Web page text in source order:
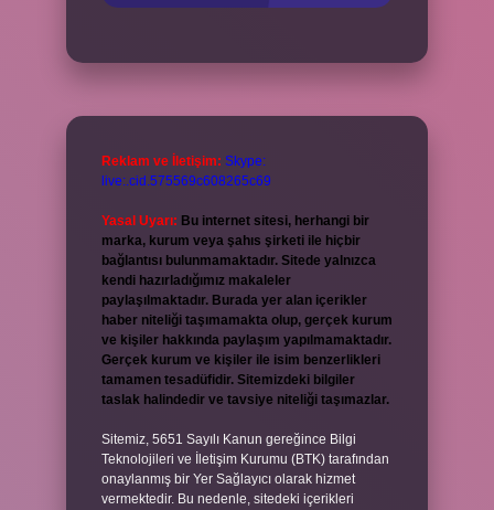
Reklam ve İletişim: Skype:
live:.cid.575569c608265c69
Yasal Uyarı: Bu internet sitesi, herhangi bir
marka, kurum veya şahıs şirketi ile hiçbir
bağlantısı bulunmamaktadır. Sitede yalnızca
kendi hazırladığımız makaleler
paylaşılmaktadır. Burada yer alan içerikler
haber niteliği taşımamakta olup, gerçek kurum
ve kişiler hakkında paylaşım yapılmamaktadır.
Gerçek kurum ve kişiler ile isim benzerlikleri
tamamen tesadüfidir. Sitemizdeki bilgiler
taslak halindedir ve tavsiye niteliği taşımazlar.
Sitemiz, 5651 Sayılı Kanun gereğince Bilgi
Teknolojileri ve İletişim Kurumu (BTK) tarafından
onaylanmış bir Yer Sağlayıcı olarak hizmet
vermektedir. Bu nedenle, sitedeki içerikleri